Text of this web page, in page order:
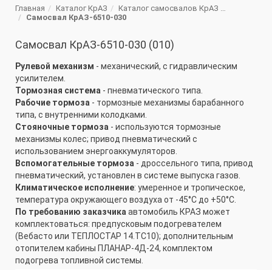
Главная Каталог КрАЗ
Каталог самосвалов КрАЗ Техническая характеристика
Самосвал КрАЗ-6510-030
Самосвал КрАЗ-6510-030 (010)
Рулевой механизм - механический, с гидравлическим
усилителем.
Тормозная система - пневматического типа.
Рабочие тормоза - тормозные механизмы барабанного
типа, с внутренними колодками.
Стояночные тормоза - используются тормозные
механизмы колес; привод пневматический с
использованием энергоаккумуляторов.
Вспомогательные тормоза - дроссельного типа, привод
пневматический, установлен в системе выпуска газов.
Климатическое исполнение: умеренное и тропическое,
температура окружающего воздуха от -45°С до +50°С.
По требованию заказчика автомобиль КРАЗ может
комплектоваться: предпусковым подогревателем
(Вебасто или ТЕПЛОСТАР 14.ТС10); дополнительным
отопителем кабины ПЛАНАР-4Д-24, комплектом
подогрева топливной системы.